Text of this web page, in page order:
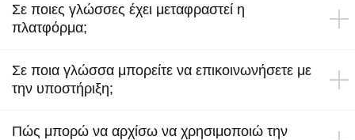
Σε ποιες γλώσσες έχει μεταφραστεί η
πλατφόρμα;
Σε ποια γλώσσα μπορείτε να επικοινωνήσετε με
την υποστήριξη;
Πώς μπορώ να αρχίσω να χρησιμοποιώ την